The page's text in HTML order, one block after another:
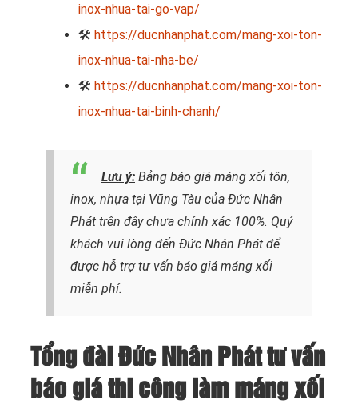
inox-nhua-tai-go-vap/
🛠 https://ducnhanphat.com/mang-xoi-ton-
inox-nhua-tai-nha-be/
🛠 https://ducnhanphat.com/mang-xoi-ton-
inox-nhua-tai-binh-chanh/
Lưu ý: Bảng báo giá máng xối tôn,
inox, nhựa tại Vũng Tàu của Đức Nhân
Phát trên đây chưa chính xác 100%. Quý
khách vui lòng đến Đức Nhân Phát để
được hỗ trợ tư vấn báo giá máng xối
miễn phí.
Tổng đài Đức Nhân Phát tư vấn
báo giá thi công làm máng xối